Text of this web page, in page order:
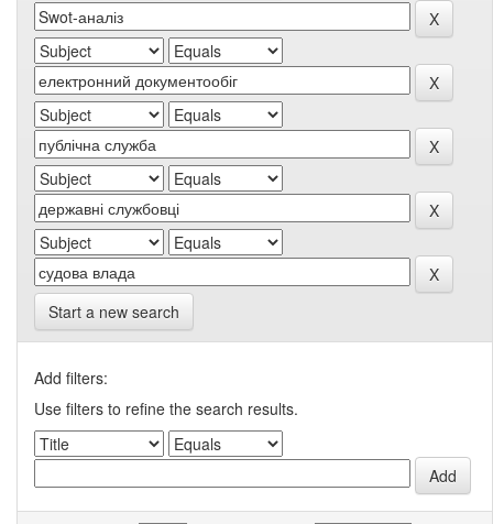
Start a new search
Add filters:
Use filters to refine the search results.